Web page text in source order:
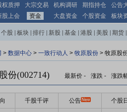
权质押 大宗交易 机构调研 期指持仓
公告
股上会 资金 大盘资金 个股资金 板块
个股 板块 排行 新股 基金 港股 美股 期货
> 数据中心 > 一致行动人 > 牧原股份 > 牧原股
份(002714) 最新价 - 涨跌 - 涨跌
千股千评 公告 个股